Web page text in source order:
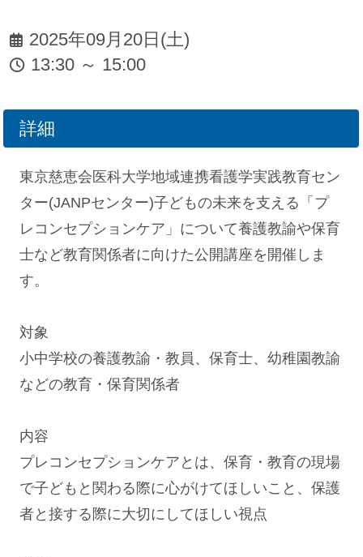
2025年09月20日(土)
13:30 ～ 15:00
詳細
東京慈恵会医科大学地域連携看護学実践教育セン
ター(JANPセンター)子どもの未来を支える「プ
レコンセプションケア」について養護教諭や保育
士など教育関係者に向けた公開講座を開催しま
す。
対象
⼩中学校の養護教諭・教員、保育⼠、幼稚園教諭
などの教育・保育関係者
内容
プレコンセプションケアとは、保育・教育の現場
で⼦どもと関わる際に⼼がけてほしいこと、保護
者と接する際に⼤切にしてほしい視点